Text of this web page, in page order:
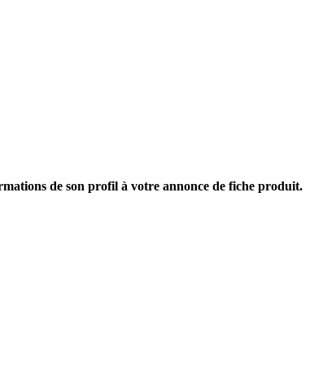
de son profil à votre annonce de fiche produit.